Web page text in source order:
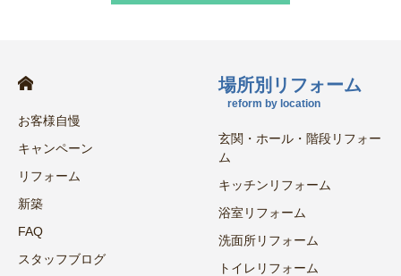
お客様自慢
キャンペーン
リフォーム
新築
FAQ
スタッフブログ
場所別リフォーム
reform by location
玄関・ホール・階段リフォー
ム
キッチンリフォーム
浴室リフォーム
洗面所リフォーム
トイレリフォーム